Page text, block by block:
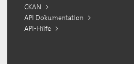
CKAN
API Dokumentation
API-Hilfe